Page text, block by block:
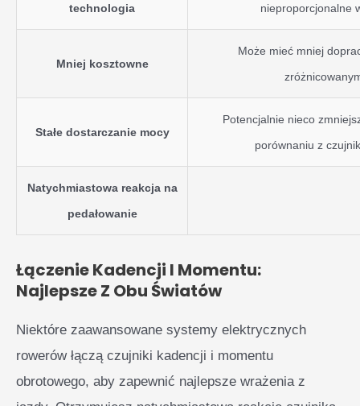
technologia
nieproporcjonalne
Mniej kosztowne
Może mieć mniej
Stałe dostarczanie mocy
Potencjalnie nieco
porównaniu z
Natychmiastowa reakcja na
pedałowanie
Łączenie Kadencji I Momentu:
Najlepsze Z Obu Światów
Niektóre zaawansowane systemy elektrycznych
rowerów łączą czujniki kadencji i momentu
obrotowego, aby zapewnić najlepsze wrażenia z